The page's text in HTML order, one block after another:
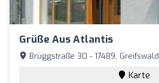
Grüße Aus Atlantis
Brüggstraße 30 - 17489, Greifswald
Karte